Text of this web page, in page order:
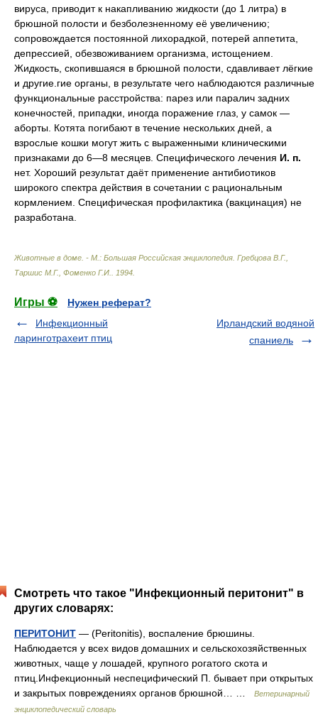
вируса, приводит к накапливанию жидкости (до 1 литра) в
брюшной полости и безболезненному её увеличению;
сопровождается постоянной лихорадкой, потерей аппетита,
депрессией, обезвоживанием организма, истощением.
Жидкость, скопившаяся в брюшной полости, сдавливает лёгкие
и другие.гие органы, в результате чего наблюдаются различные
функциональные расстройства: парез или паралич задних
конечностей, припадки, иногда поражение глаз, у самок —
аборты. Котята погибают в течение нескольких дней, а
взрослые кошки могут жить с выраженными клиническими
признаками до 6—8 месяцев. Специфического лечения И. п.
нет. Хороший результат даёт применение антибиотиков
широкого спектра действия в сочетании с рациональным
кормлением. Специфическая профилактика (вакцинация) не
разработана.
Животные в доме. - М.: Большая Российская энциклопедия Гребцова В.Г.,
Таршис М.Г., Фоменко Г.И.
1994
Игры ⚽
Нужен реферат?
Инфекционный
ларинготрахеит птиц
Ирландский водяной
спаниель
Смотреть что такое "Инфекционный перитонит" в
других словарях:
ПЕРИТОНИТ — (Peritonitis), воспаление брюшины.
Наблюдается у всех видов домашних и сельскохозяйственных
животных, чаще у лошадей, крупного рогатого скота и
птиц.Инфекционный неспецифический П. бывает при открытых
и закрытых повреждениях органов брюшной… …
Ветеринарный
энциклопедический словарь